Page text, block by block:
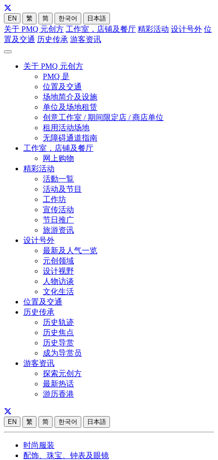
EN 繁 简 한국어 日本語
关于 PMQ 元创方 工作室，店铺及餐厅 精彩活动 设计号外 位
置及交通 历史传承 游客资讯
关于 PMQ 元创方
PMQ 是
位置及交通
场地简介及设施
单位及场地租赁
创意工作室 / 期间限定店 / 商店单位
租用活动场地
无障碍通道指南
工作室，店铺及餐厅
网上购物
精彩活动
活動一覧
活动及节目
工作坊
宣传活动
节日推广
旅游资讯
设计号外
最新及人气一览
元创领域
设计视野
人物访谈
文化生活
位置及交通
历史传承
历史轨迹
历史焦点
历史导赏
成为导赏员
游客资讯
探索元创方
最新热话
游历香港
EN 繁 简 한국어 日本語
时尚服装
配饰、珠宝、钟表及眼镜